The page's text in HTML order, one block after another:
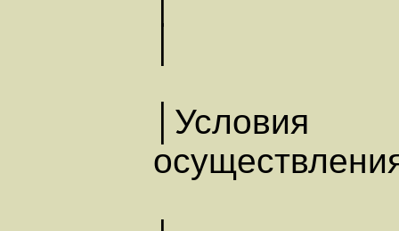
│Условия